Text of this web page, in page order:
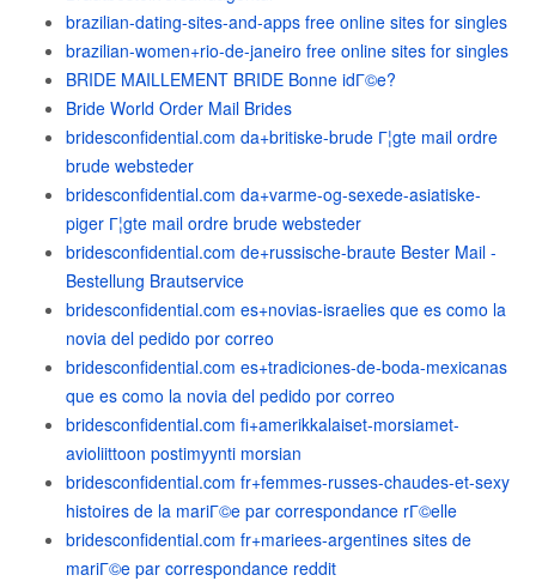
brazilian-dating-sites-and-apps free online sites for singles
brazilian-women+rio-de-janeiro free online sites for singles
BRIDE MAILLEMENT BRIDE Bonne idГ©e?
Bride World Order Mail Brides
bridesconfidential.com da+britiske-brude Г¦gte mail ordre
brude websteder
bridesconfidential.com da+varme-og-sexede-asiatiske-
piger Г¦gte mail ordre brude websteder
bridesconfidential.com de+russische-braute Bester Mail -
Bestellung Brautservice
bridesconfidential.com es+novias-israelies que es como la
novia del pedido por correo
bridesconfidential.com es+tradiciones-de-boda-mexicanas
que es como la novia del pedido por correo
bridesconfidential.com fi+amerikkalaiset-morsiamet-
avioliittoon postimyynti morsian
bridesconfidential.com fr+femmes-russes-chaudes-et-sexy
histoires de la mariГ©e par correspondance rГ©elle
bridesconfidential.com fr+mariees-argentines sites de
mariГ©e par correspondance reddit